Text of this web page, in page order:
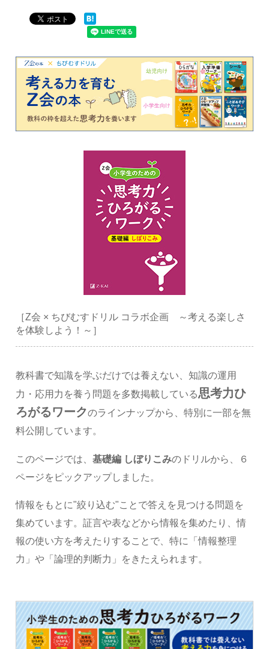
［Z会 × ちびむすドリル コラボ企画 ～考える楽しさ
を体験しよう！～］
教科書で知識を学ぶだけでは養えない、知識の運用
力・応用力を養う問題を多数掲載している思考力ひ
ろがるワークのラインナップから、特別に一部を無
料公開しています。
このページでは、基礎編 しぼりこみのドリルから、６
ページをピックアップしました。
情報をもとに"絞り込む"ことで答えを見つける問題を
集めています。証言や表などから情報を集めたり、情
報の使い方を考えたりすることで、特に「情報整理
力」や「論理的判断力」をきたえられます。